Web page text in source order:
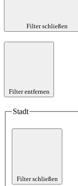
Filter schließen
Filter entfernen
Stadt
Filter schließen